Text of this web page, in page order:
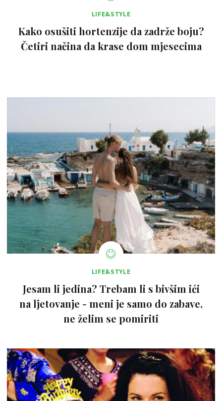
LIFE&STYLE
Kako osušiti hortenzije da zadrže boju?
Četiri načina da krase dom mjesecima
LIFE&STYLE
Jesam li jedina? Trebam li s bivšim ići
na ljetovanje - meni je samo do zabave,
ne želim se pomiriti